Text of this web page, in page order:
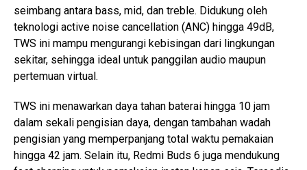
seimbang antara bass, mid, dan treble. Didukung oleh
teknologi active noise cancellation (ANC) hingga 49dB,
TWS ini mampu mengurangi kebisingan dari lingkungan
sekitar, sehingga ideal untuk panggilan audio maupun
pertemuan virtual.
TWS ini menawarkan daya tahan baterai hingga 10 jam
dalam sekali pengisian daya, dengan tambahan wadah
pengisian yang memperpanjang total waktu pemakaian
hingga 42 jam. Selain itu, Redmi Buds 6 juga mendukung